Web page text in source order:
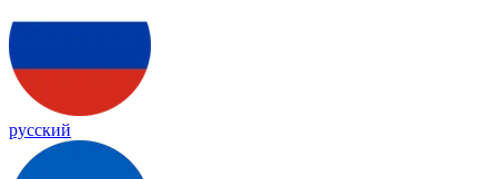
русский